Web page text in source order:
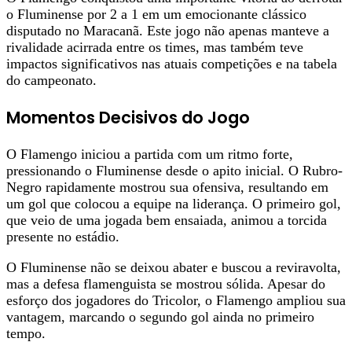
o Fluminense por 2 a 1 em um emocionante clássico
disputado no Maracanã. Este jogo não apenas manteve a
rivalidade acirrada entre os times, mas também teve
impactos significativos nas atuais competições e na tabela
do campeonato.
Momentos Decisivos do Jogo
O Flamengo iniciou a partida com um ritmo forte,
pressionando o Fluminense desde o apito inicial. O Rubro-
Negro rapidamente mostrou sua ofensiva, resultando em
um gol que colocou a equipe na liderança. O primeiro gol,
que veio de uma jogada bem ensaiada, animou a torcida
presente no estádio.
O Fluminense não se deixou abater e buscou a reviravolta,
mas a defesa flamenguista se mostrou sólida. Apesar do
esforço dos jogadores do Tricolor, o Flamengo ampliou sua
vantagem, marcando o segundo gol ainda no primeiro
tempo.